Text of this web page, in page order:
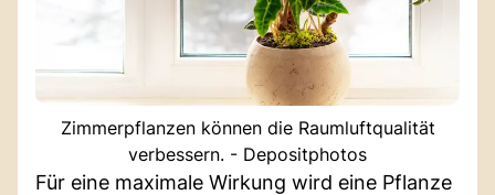
Zimmerpflanzen können die Raumluftqualität
verbessern. - Depositphotos
Für eine maximale Wirkung wird eine Pflanze